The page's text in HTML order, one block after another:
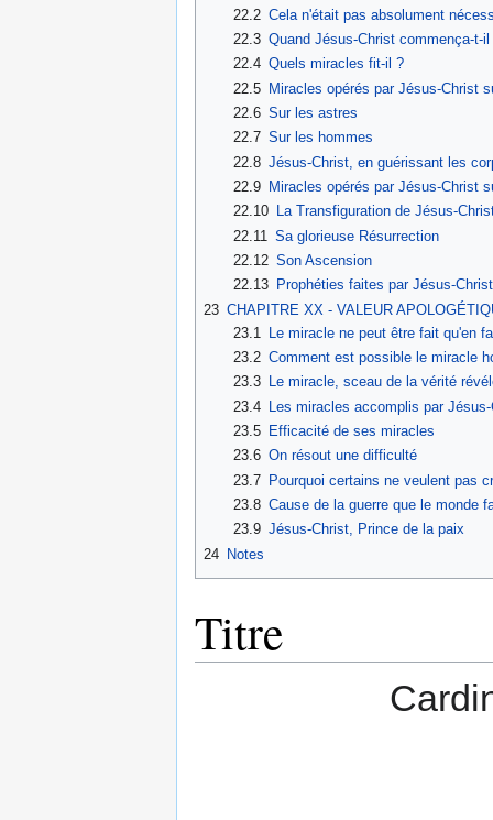
22.2 Cela n'était pas absolument
22.3 Quand Jésus-Christ commença-t-
22.4 Quels miracles fit-il ?
22.5 Miracles opérés par Jésus-Christ
22.6 Sur les astres
22.7 Sur les hommes
22.8 Jésus-Christ, en guérissant les
22.9
Miracles opérés par Jésus-Christ
22.10
La Transfiguration de Jésus-
22.11 Sa glorieuse Résurrection
22.12 Son Ascension
22.13
Prophéties faites par Jésus-Christ
23 CHAPITRE XX - VALEUR
23.1
Le miracle ne peut être fait qu'en
23.2 Comment est possible le miracle
23.3
Le miracle, sceau de la vérité
23.4 Les miracles accomplis par
23.5
Efficacité de ses miracles
23.6 On résout une difficulté
23.7 Pourquoi certains ne veulent pas
23.8 Cause de la guerre que le monde
23.9 Jésus-Christ, Prince de la paix
24 Notes
Titre